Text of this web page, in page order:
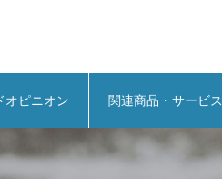
オピニオン 関連商品・サービス